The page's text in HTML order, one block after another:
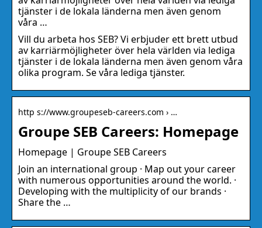
tjänster i de lokala länderna men även genom
våra …
Vill du arbeta hos SEB? Vi erbjuder ett brett utbud
av karriärmöjligheter över hela världen via lediga
tjänster i de lokala länderna men även genom våra
olika program. Se våra lediga tjänster.
http s://www.groupeseb-careers.com › …
Groupe SEB Careers: Homepage
Homepage | Groupe SEB Careers
Join an international group · Map out your career
with numerous opportunities around the world. ·
Developing with the multiplicity of our brands ·
Share the …